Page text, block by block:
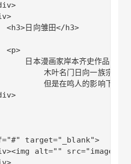
日向雏田</h3>
<p>
日本漫画家岸本齐史作品《火影
木叶名门日向一族宗家族
但是在鸣人的影响下逐渐
target="_blank">
alt="" src="images/